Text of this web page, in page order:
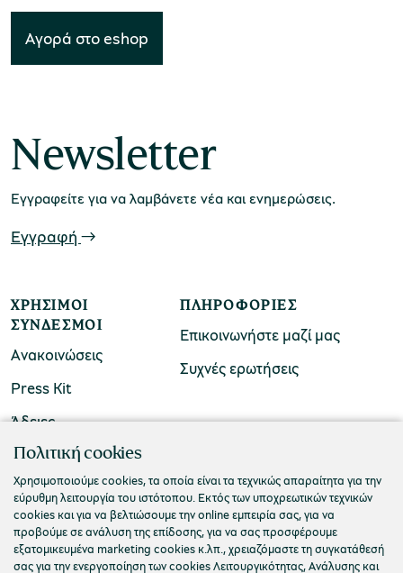
Αγορά στο eshop
Newsletter
Εγγραφείτε για να λαμβάνετε νέα και ενημερώσεις.
Εγγραφή
ΧΡΉΣΙΜΟΙ
ΣΎΝΔΕΣΜΟΙ
Ανακοινώσεις
Press Kit
Άδειες
ΠΛΗΡΟΦΟΡΊΕΣ
Επικοινωνήστε μαζί μας
Συχνές ερωτήσεις
ΠΟΛΙΤΙΣΤΙΚΟ ΙΔΡΥΜΑ ΟΜΙΛΟΥ ΠΕΙΡΑΙΩΣ
Τ. 210 3256922
Ε. info@piop.gr
ΣΥΝΔΕΘΕΙΤΕ ΜΑΖΙ ΜΑΣ
Πολιτική cookies
Χρησιμοποιούμε cookies, τα οποία είναι τα τεχνικώς απαραίτητα για την
εύρυθμη λειτουργία του ιστότοπου. Εκτός των υποχρεωτικών τεχνικών
cookies και για να βελτιώσουμε την online εμπειρία σας, για να
προβούμε σε ανάλυση της επίδοσης, για να σας προσφέρουμε
εξατομικευμένα marketing cookies κ.λπ., χρειαζόμαστε τη συγκατάθεσή
σας για την ενεργοποίηση των cookies Λειτουργικότητας, Ανάλυσης και